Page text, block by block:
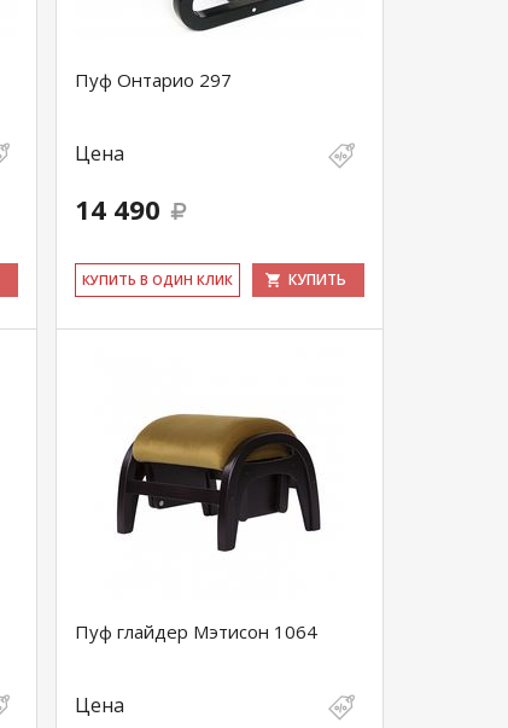
Пуф Онтарио 297
Цена
14 490
КУ­ПИТЬ В ОДИН КЛИК КУПИТЬ
Пуф глайдер Мэтисон 1064
Цена